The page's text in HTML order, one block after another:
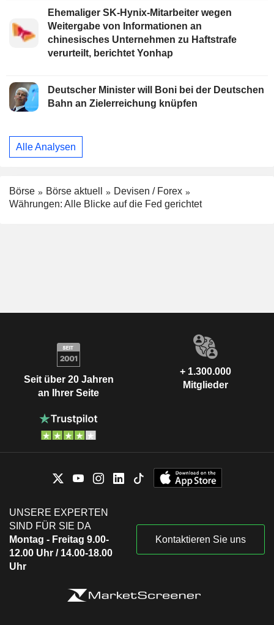
Ehemaliger SK-Hynix-Mitarbeiter wegen
Weitergabe von Informationen an
chinesisches Unternehmen zu Haftstrafe
verurteilt, berichtet Yonhap
Deutscher Minister will Boni bei der Deutschen
Bahn an Zielerreichung knüpfen
Alle Analysen
Börse Börse aktuell
Devisen / Forex
Währungen: Alle Blicke auf die Fed gerichtet
Seit über 20 Jahren
an Ihrer Seite
+ 1.300.000
Mitglieder
UNSERE EXPERTEN
SIND FÜR SIE DA
Montag - Freitag 9.00-
12.00 Uhr / 14.00-18.00
Uhr
Kontaktieren Sie uns